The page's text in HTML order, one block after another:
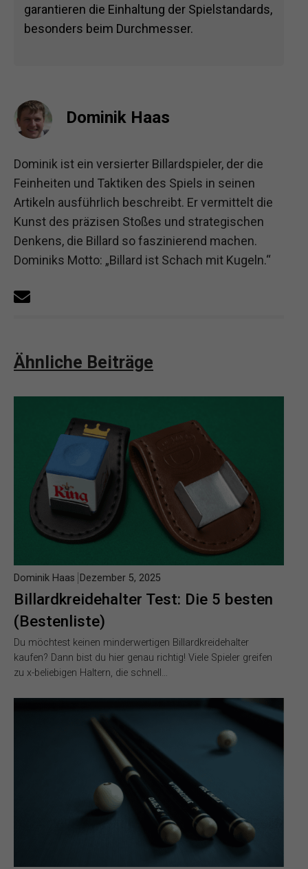
garantieren die Einhaltung der Spielstandards,
besonders beim Durchmesser.
Dominik Haas
Dominik ist ein versierter Billardspieler, der die
Feinheiten und Taktiken des Spiels in seinen
Artikeln ausführlich beschreibt. Er vermittelt die
Kunst des präzisen Stoßes und strategischen
Denkens, die Billard so faszinierend machen.
Dominiks Motto: „Billard ist Schach mit Kugeln.“
Ähnliche Beiträge
Billardkreidehalter Test: Die 5 besten
(Bestenliste)
Dominik Haas Dezember 5, 2025
Du möchtest keinen minderwertigen Billardkreidehalter
kaufen? Dann bist du hier genau richtig! Viele Spieler greifen
zu x-beliebigen Haltern, die schnell…